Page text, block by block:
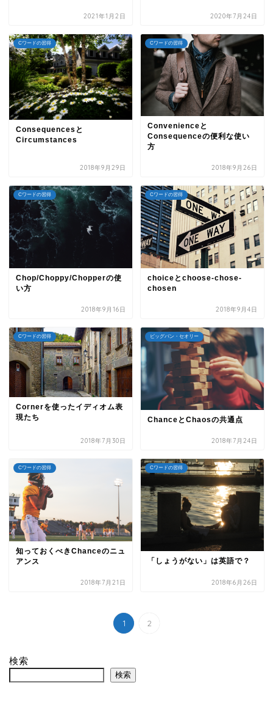
2021年1月2日 2020年7月24日
Cワードの習得
Consequencesと
Circumstances
2018年9月29日
Cワードの習得
Convenienceと
Consequenceの便利な使い
方
2018年9月26日
Cワードの習得
Chop/Choppy/Chopperの使
い方
2018年9月16日
Cワードの習得
choiceとchoose-chose-
chosen
2018年9月4日
Cワードの習得
Cornerを使ったイディオム表
現たち
2018年7月30日
ビッグバン・セオリー
ChanceとChaosの共通点
2018年7月24日
Cワードの習得
知っておくべきChanceのニュ
アンス
2018年7月21日
Cワードの習得
「しょうがない」は英語で？
2018年6月26日
1 2
検索
検索